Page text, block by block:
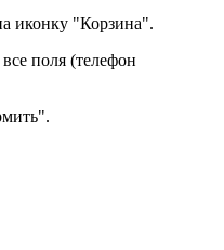
иконку "Корзина".
поля (телефон